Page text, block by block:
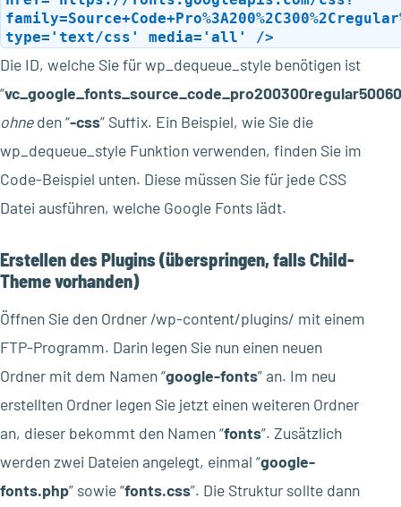
type='text/css' media='all' />
Die ID, welche Sie für wp_dequeue_style benötigen ist
“
ohneden “-css” Suffix. Ein Beispiel, wie Sie die
wp_dequeue_style Funktion verwenden, finden Sie im
Code-Beispiel unten. Diese müssen Sie für jede CSS
Datei ausführen, welche Google Fonts lädt.
Erstellen des Plugins (überspringen, falls Child-
Theme vorhanden)
Öffnen Sie den Ordner /wp-content/plugins/ mit einem
FTP-Programm. Darin legen Sie nun einen neuen
Ordner mit dem Namen “google-fonts” an. Im neu
erstellten Ordner legen Sie jetzt einen weiteren Ordner
an, dieser bekommt den Namen “fonts”. Zusätzlich
werden zwei Dateien angelegt, einmal “google-
fonts.php” sowie “fonts.css”. Die Struktur sollte dann